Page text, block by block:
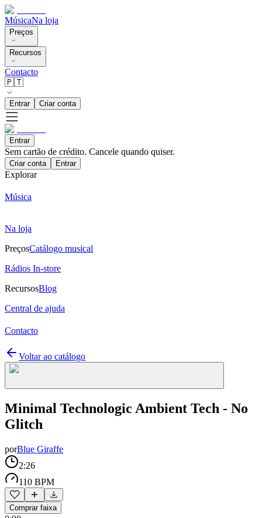
MúsicaNa loja
Preços
Recursos
Contacto
🇵🇹
Entrar Criar conta
Entrar
Sem cartão de crédito. Cancele quando quiser.
Criar conta Entrar
Explorar
Música
Na loja
PreçosCatálogo musical
Rádios In-store
RecursosBlog
Central de ajuda
Contacto
Voltar ao catálogo
Minimal Technologic Ambient Tech - No
Glitch
porBlue Giraffe
2:26
110 BPM
Comprar faixa